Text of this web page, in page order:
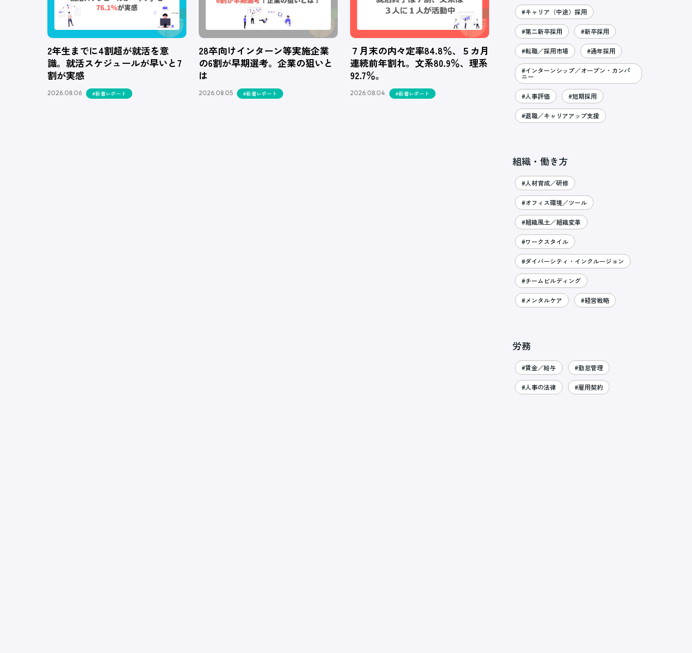
2年生までに4割超が就活を意
識。就活スケジュールが早いと7
割が実感
2026.08.06 #新着レポート
28卒向けインターン等実施企業
の6割が早期選考。企業の狙いと
は
2026.08.05 #新着レポート
７月末の内々定率84.8％、５カ月
連続前年割れ。文系80.9％、理系
92.7％。
2026.08.04 #新着レポート
#キャリア（中途）採用
#第二新卒採用 #新卒採用
#転職／採用市場 #通年採用
#インターンシップ／オープン・カンパ
ニー
#人事評価 #短期採用
#退職／キャリアアップ支援
組織・働き方
#人材育成／研修
#オフィス環境／ツール
#組織風土／組織変革
#ワークスタイル
#ダイバーシティ・インクルージョン
#チームビルディング
#メンタルケア #経営戦略
労務
#賃金／給与 #勤怠管理
#人事の法律 #雇用契約